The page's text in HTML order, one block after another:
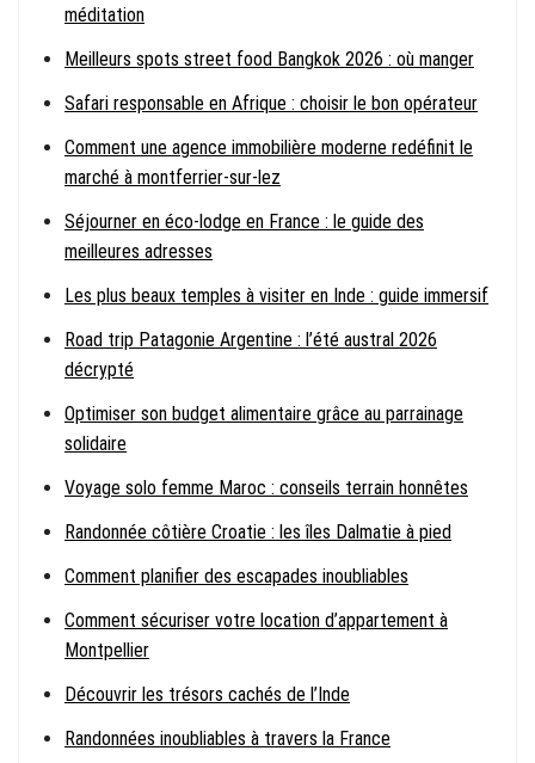
méditation
Meilleurs spots street food Bangkok 2026 : où manger
Safari responsable en Afrique : choisir le bon opérateur
Comment une agence immobilière moderne redéfinit le
marché à montferrier-sur-lez
Séjourner en éco-lodge en France : le guide des
meilleures adresses
Les plus beaux temples à visiter en Inde : guide immersif
Road trip Patagonie Argentine : l’été austral 2026
décrypté
Optimiser son budget alimentaire grâce au parrainage
solidaire
Voyage solo femme Maroc : conseils terrain honnêtes
Randonnée côtière Croatie : les îles Dalmatie à pied
Comment planifier des escapades inoubliables
Comment sécuriser votre location d’appartement à
Montpellier
Découvrir les trésors cachés de l’Inde
Randonnées inoubliables à travers la France